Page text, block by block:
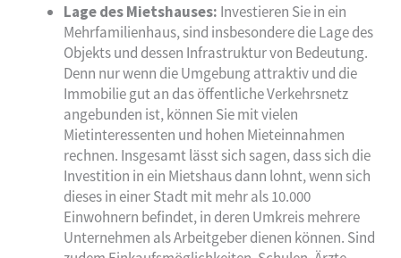
Lage des Mietshauses: Investieren Sie in ein
Mehrfamilienhaus, sind insbesondere die Lage des
Objekts und dessen Infrastruktur von Bedeutung.
Denn nur wenn die Umgebung attraktiv und die
Immobilie gut an das öffentliche Verkehrsnetz
angebunden ist, können Sie mit vielen
Mietinteressenten und hohen Mieteinnahmen
rechnen. Insgesamt lässt sich sagen, dass sich die
Investition in ein Mietshaus dann lohnt, wenn sich
dieses in einer Stadt mit mehr als 10.000
Einwohnern befindet, in deren Umkreis mehrere
Unternehmen als Arbeitgeber dienen können. Sind